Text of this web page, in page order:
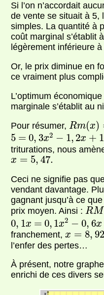
Si l’on n’accordait
de vente se situait à 5,
simples. La quantité à
coût marginal s’établit
légèrement inférieure à
Or, le prix diminue en
ce vraiment plus
L’optimum
marginale s’établit au
Pour résumer,Rm(x)
Rm (x )=
5
5 =
= 0, 3x2
0 ,3x2 − 1, 2x
1 2x +
+ 1
1
triturations, nous
x = 5, 47.
x=5,47.
Ceci ne signifie pas
vendant davantage.
gagnant jusqu’à ce
prix moyen. Ainsi :RM
RM
0, 1x
0 1 x =
= 0, 1x2
0,1x2− 0, 6x
0 6x
franchement,x = 8,
x 8,92.
l’enfer des pertes…
À présent, notre
enrichi de ces divers